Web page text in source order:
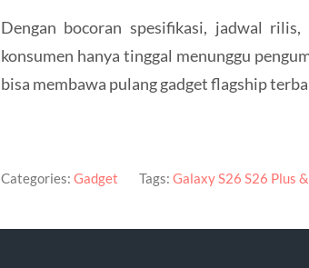
Dengan bocoran spesifikasi, jadwal
konsumen hanya tinggal menunggu
bisa membawa pulang gadget flagship
Categories: Gadget Tags: Galaxy S26 S26 Plus